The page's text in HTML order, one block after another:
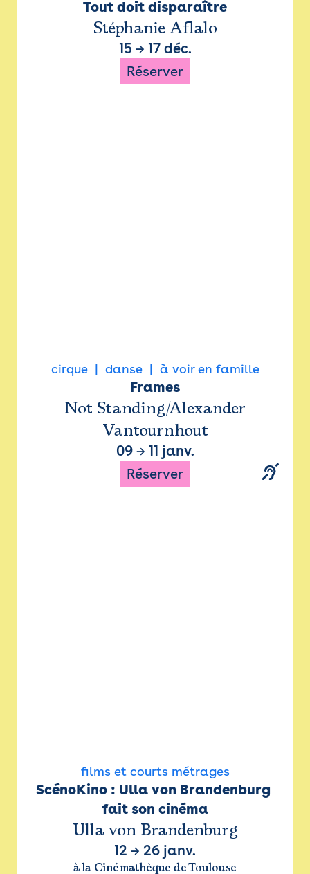
Tout doit disparaître
Stéphanie Aflalo
15 → 17 déc.
Réserver
cirque danse à voir en famille
Frames
Not Standing/Alexander
Vantournhout
09→ 11 janv.
Réserver
films et courts métrages
ScénoKino : Ulla von Brandenburg
fait son cinéma
Ulla von Brandenburg
12 → 26 janv.
à la Cinémathèque de Toulouse